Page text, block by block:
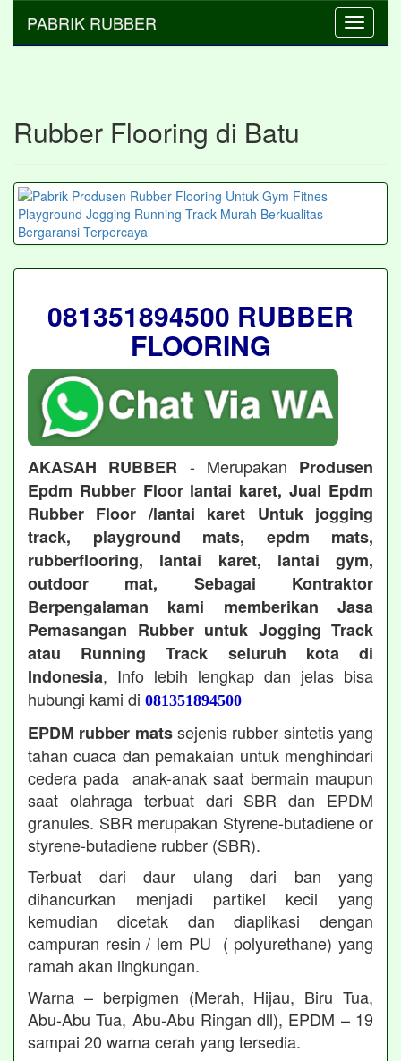
Toggle
PABRIK RUBBER
Rubber Flooring di Batu
081351894500 RUBBER
FLOORING
AKASAH RUBBER - Merupakan Produsen
Epdm Rubber Floor lantai karet, Jual Epdm
Rubber Floor /lantai karet Untuk jogging
track, playground mats, epdm mats,
rubberflooring, lantai karet, lantai gym,
outdoor mat, Sebagai Kontraktor
Berpengalaman kami memberikan Jasa
Pemasangan Rubber untuk Jogging Track
atau Running Track seluruh kota di
Indonesia, Info lebih lengkap dan jelas bisa
hubungi kami di 081351894500
EPDM rubber matssejenis rubber sintetis yang
tahan cuaca dan pemakaian untuk menghindari
cedera pada anak-anak saat bermain maupun
saat olahraga terbuat dari SBR dan EPDM
granules. SBR merupakan Styrene-butadiene or
styrene-butadiene rubber (SBR).
Terbuat dari daur ulang dari ban yang
dihancurkan menjadi partikel kecil yang
kemudian dicetak dan diaplikasi dengan
campuran resin / lem PU ( polyurethane) yang
ramah akan lingkungan.
Warna – berpigmen (Merah, Hijau, Biru Tua,
Abu-Abu Tua, Abu-Abu Ringan dll), EPDM – 19
sampai 20 warna cerah yang tersedia.